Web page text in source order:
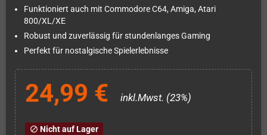
Funktioniert auch mit Commodore C64, Amiga, Atari
800/XL/XE
Robust und zuverlässig für stundenlanges Gaming
Perfekt für nostalgische Spielerlebnisse
24,99 € inkl.Mwst. (23%)
block Nicht auf Lager